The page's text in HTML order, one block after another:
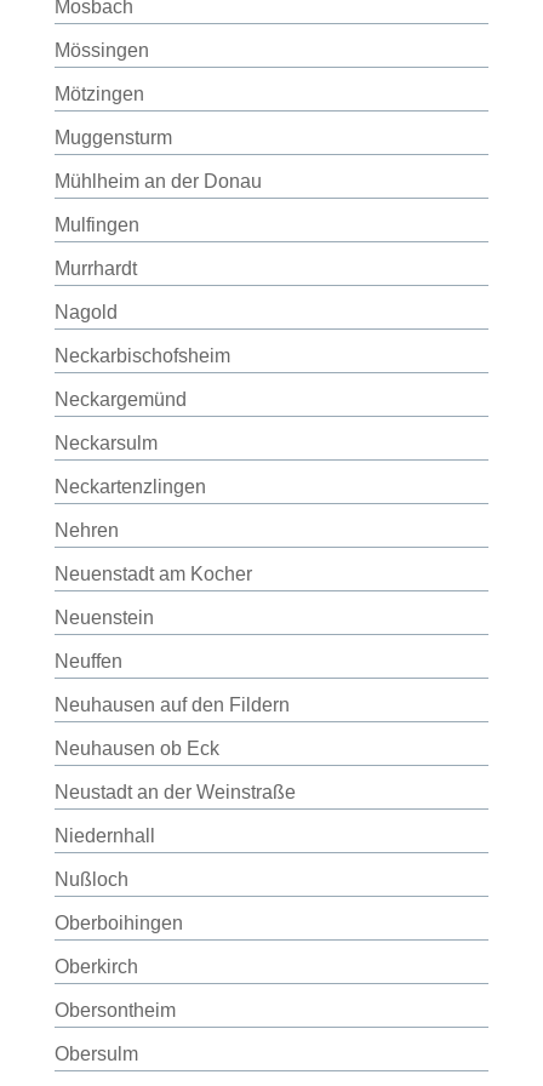
Mosbach
Mössingen
Mötzingen
Muggensturm
Mühlheim an der Donau
Mulfingen
Murrhardt
Nagold
Neckarbischofsheim
Neckargemünd
Neckarsulm
Neckartenzlingen
Nehren
Neuenstadt am Kocher
Neuenstein
Neuffen
Neuhausen auf den Fildern
Neuhausen ob Eck
Neustadt an der Weinstraße
Niedernhall
Nußloch
Oberboihingen
Oberkirch
Obersontheim
Obersulm